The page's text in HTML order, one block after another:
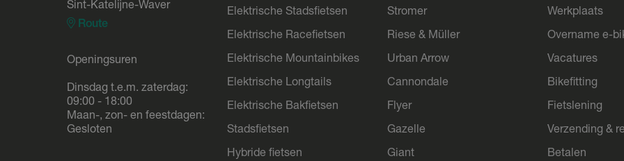
Sint-Katelijne-Waver
Route
Openingsuren
Dinsdag t.e.m. zaterdag:
09:00 - 18:00
Maan-, zon- en feestdagen:
Gesloten
Elektrische Stadsfietsen
Elektrische Racefietsen
Elektrische Mountainbikes
Elektrische Longtails
Elektrische Bakfietsen
Stadsfietsen
Hybride fietsen
Stromer
Riese & Müller
Urban Arrow
Cannondale
Flyer
Gazelle
Giant
Werkplaats
Overname e-
Vacatures
Bikefitting
Fietslening
Verzending &
Betalen